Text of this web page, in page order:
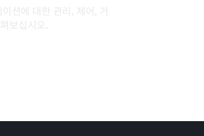
지금 구매하기
션에 대한 관리, 제어, 거
보십시오.